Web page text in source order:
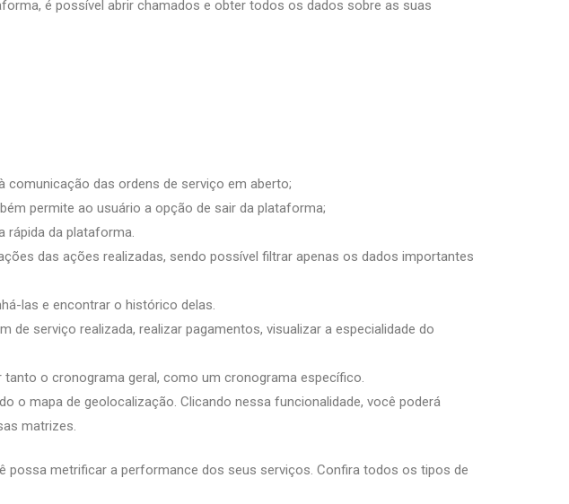
é possível abrir chamados e obter todos os dados sobre as suas
das ordens de serviço em aberto;
permite ao usuário a opção de sair da plataforma;
rápida da plataforma.
das ações realizadas, sendo possível filtrar apenas os dados importantes
las e encontrar o histórico delas.
serviço realizada, realizar pagamentos, visualizar a especialidade do
o cronograma geral, como um cronograma específico.
o mapa de geolocalização. Clicando nessa funcionalidade, você poderá
matrizes.
metrificar a performance dos seus serviços. Confira todos os tipos de